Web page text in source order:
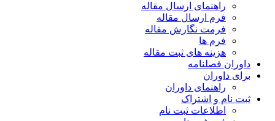
راهنمای ارسال مقاله
فرم ارسال مقاله
فرمت نگارش مقاله
فرم ها
هزینه های ثبت مقاله
داوران فصلنامه
برای داوران
راهنمای داوران
ثبت نام و اشتراک
اطلاعات ثبت نام